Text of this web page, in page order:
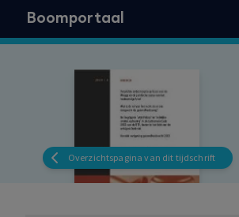
Boomportaal
Overzichtspagina van dit tijdschrift